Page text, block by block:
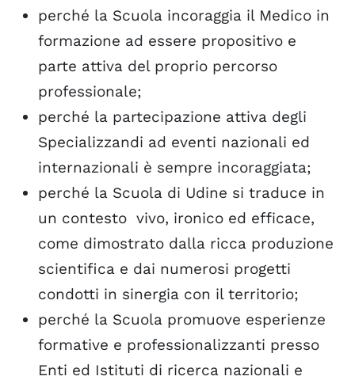
perché la Scuola incoraggia il Medico in
formazione ad essere propositivo e
parte attiva del proprio percorso
professionale;
perché la partecipazione attiva degli
Specializzandi ad eventi nazionali ed
internazionali è sempre incoraggiata;
perché la Scuola di Udine si traduce in
un contesto vivo, ironico ed efficace,
come dimostrato dalla ricca produzione
scientifica e dai numerosi progetti
condotti in sinergia con il territorio;
perché la Scuola promuove esperienze
formative e professionalizzanti presso
Enti ed Istituti di ricerca nazionali e